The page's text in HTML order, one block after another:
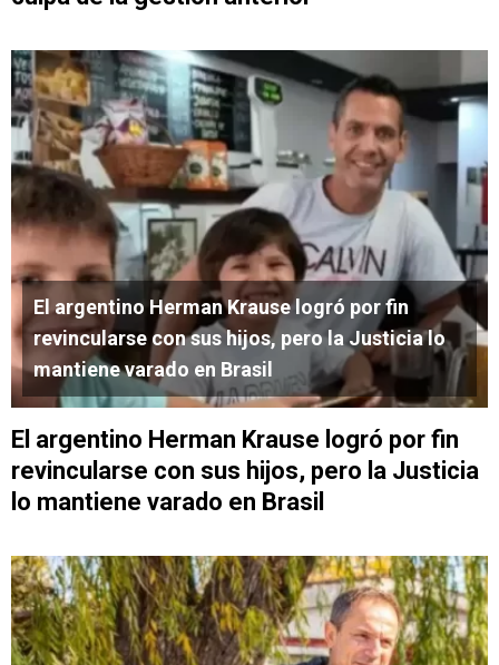
El argentino Herman Krause logró por fin
revincularse con sus hijos, pero la Justicia lo
mantiene varado en Brasil
El argentino Herman Krause logró por fin
revincularse con sus hijos, pero la Justicia
lo mantiene varado en Brasil